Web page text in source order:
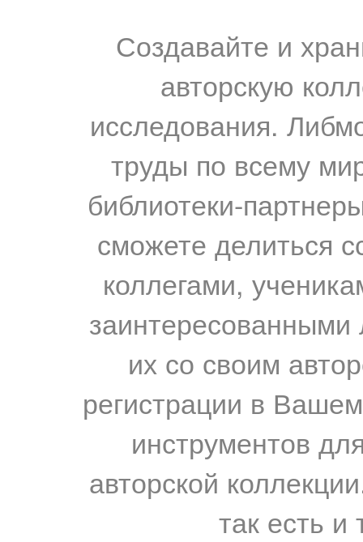
Создавайте и
авторскую
исследования.
труды по всему
библиотеки-
сможете делиться
коллегами,
их со своим
регистрации в
инструментов
авторской
так есть и